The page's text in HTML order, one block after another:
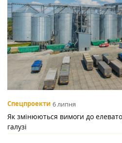
Спецпроекти 6 липня
Як змінюються вимоги до
галузі